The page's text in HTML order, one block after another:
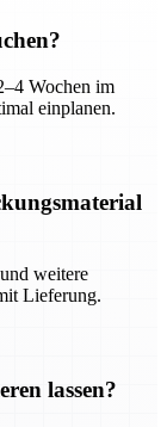
Wochen im
einplanen.
weitere
Lieferung.
lassen?